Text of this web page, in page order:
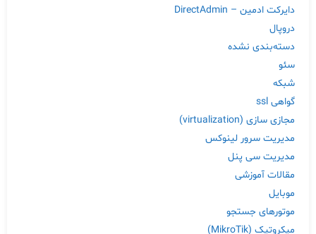
دایرکت ادمین – DirectAdmin
دروپال
دسته‌بندی نشده
سئو
شبکه
گواهی ssl
مجازی سازی (virtualization)
مدیریت سرور لینوکس
مدیریت سی پنل
مقالات آموزشی
موبایل
موتورهای جستجو
میکروتیک (MikroTik)